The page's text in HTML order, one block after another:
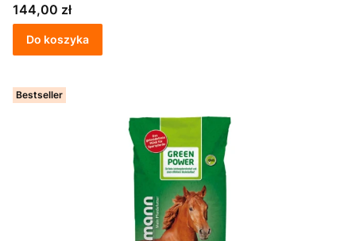
Cena
144,00 zł
Do koszyka
Bestseller